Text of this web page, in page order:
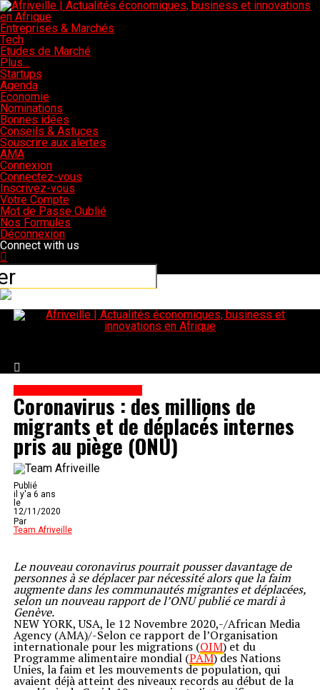
Entreprises & Marchés
Tech
Etudes de Marché
Plus…
Startups
Agenda
Economie
Nominations
Bonnes idées
Conseils & Astuces
Souscrire aux alertes
AMA
Connexion
Connectez-vous
Inscrivez-vous
Votre Compte
Mot de Passe Oublié
Nos Formules
Déconnexion
Connect with us
Coronavirus : des millions de
migrants et de déplacés internes
pris au piège (ONU)
Publié
il y'a 6 ans
le
12/11/2020
Par
Team Afriveille
Le nouveau coronavirus pourrait pousser davantage de
personnes à se déplacer par nécessité alors que la faim
augmente dans les communautés migrantes et déplacées,
selon un nouveau rapport de l’ONU publié ce mardi à
Genève.
NEW YORK, USA, le 12 Novembre 2020,-/African Media
Agency (AMA)/-Selon ce rapport de l’Organisation
internationale pour les migrations (OIM) et du
Programme alimentaire mondial (PAM) des Nations
Unies, la faim et les mouvements de population, qui
avaient déjà atteint des niveaux records au début de la